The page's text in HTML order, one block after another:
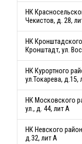
НК
Чекистов, д. 28,
НК Кронштадского
Кронштадт, ул.
НК Курортного
ул.Токарева, д.15,
НК Московского
ул., д. 44, лит А
НК Невского
д.32, лит А